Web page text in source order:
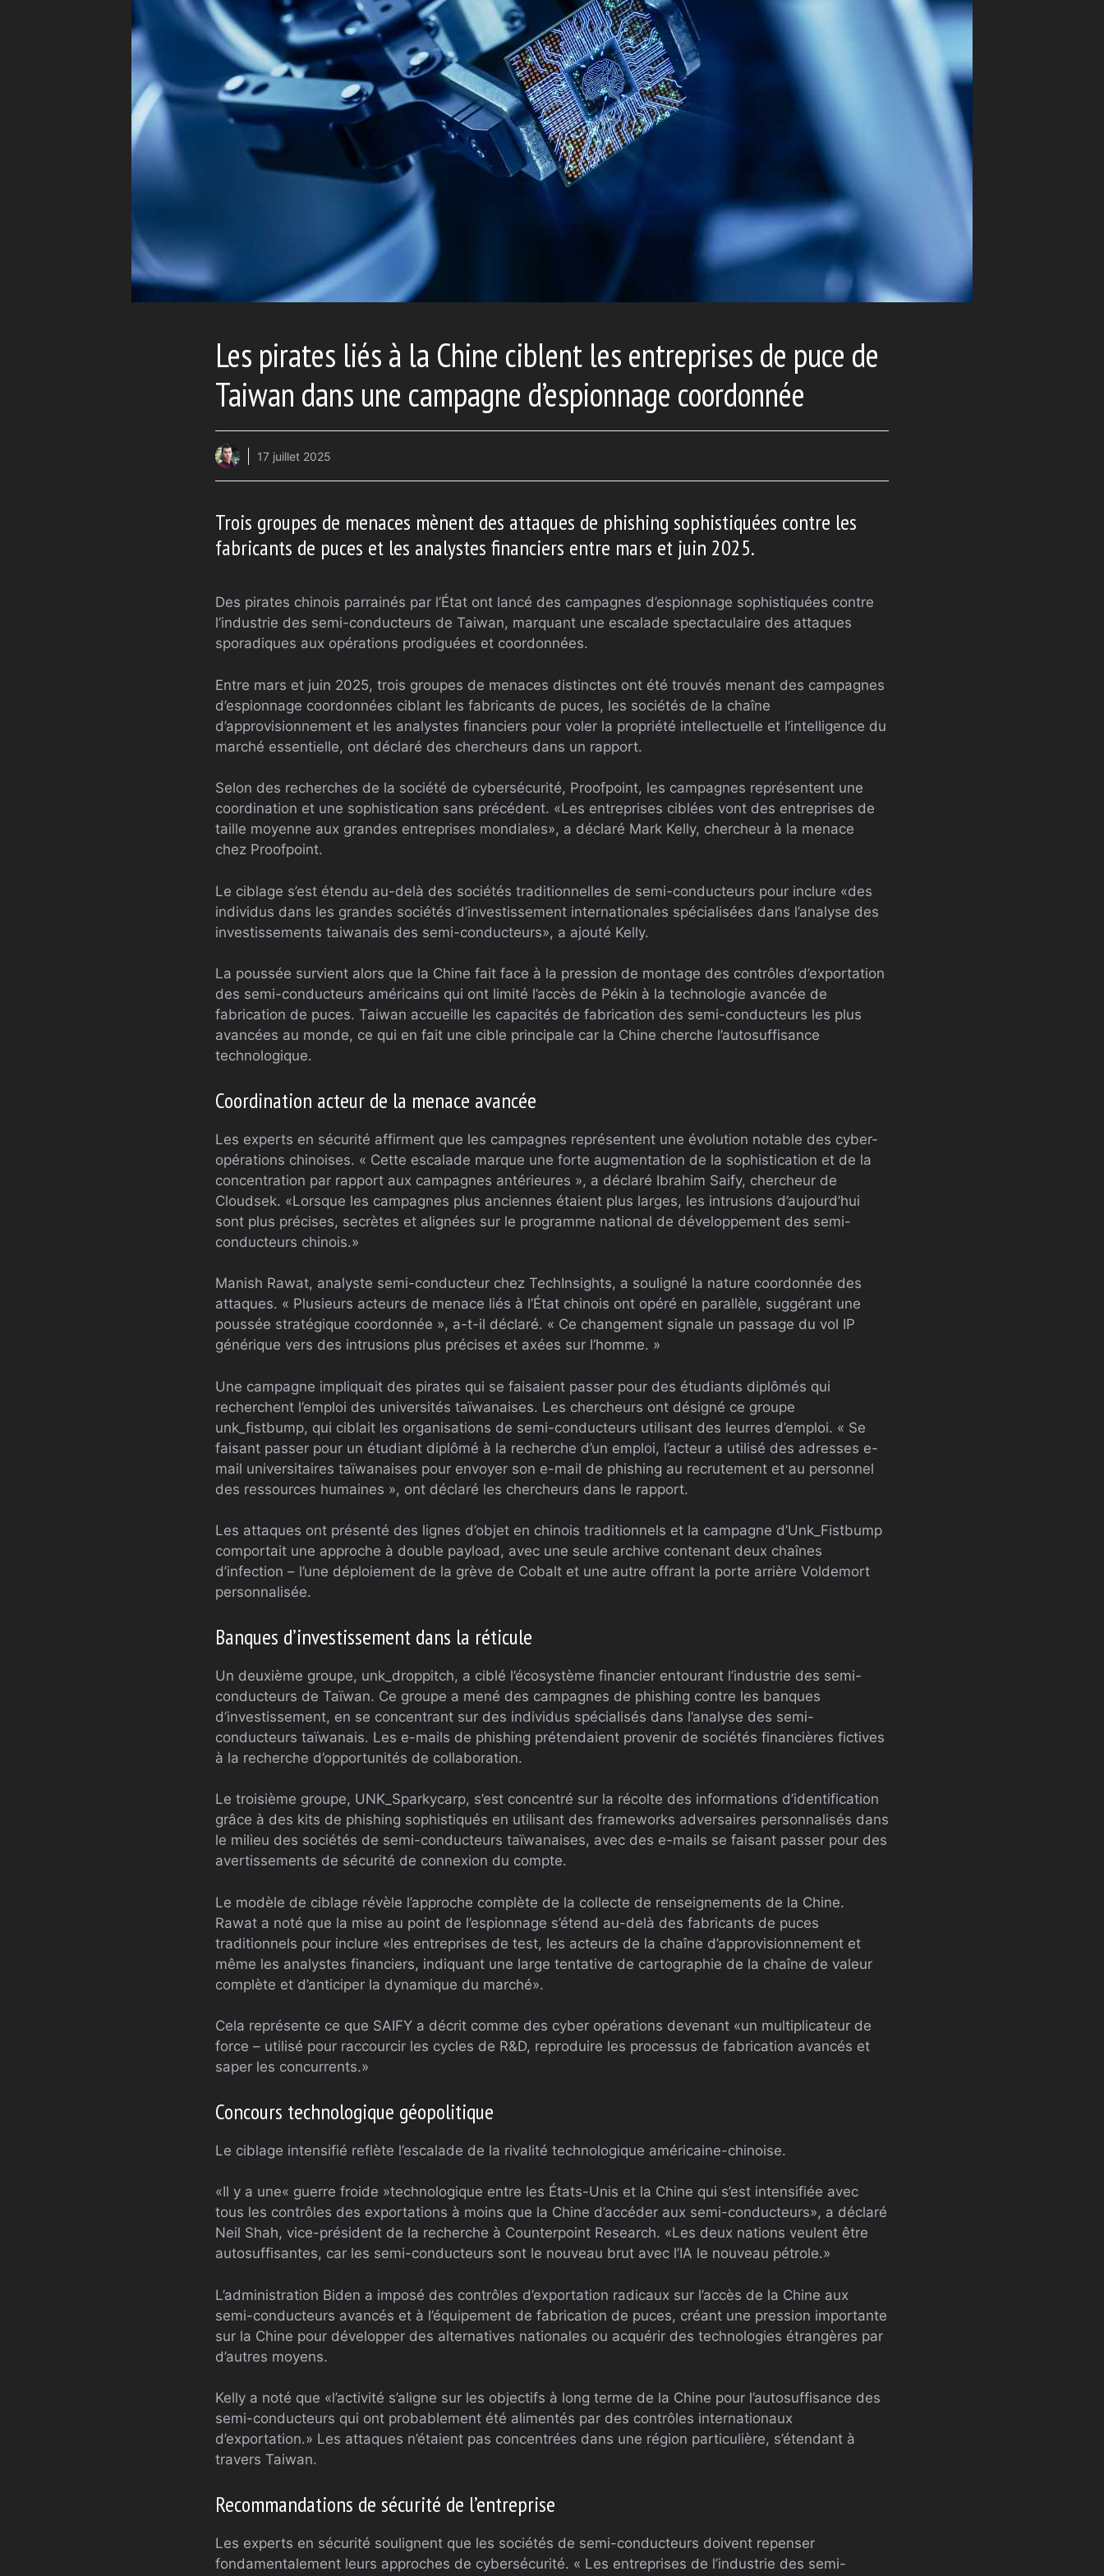
Les pirates liés à la Chine ciblent les entreprises de puce de
Taiwan dans une campagne d’espionnage coordonnée
17 juillet 2025
Trois groupes de menaces mènent des attaques de phishing sophistiquées contre les
fabricants de puces et les analystes financiers entre mars et juin 2025.
Des pirates chinois parrainés par l’État ont lancé des campagnes d’espionnage sophistiquées contre
l’industrie des semi-conducteurs de Taiwan, marquant une escalade spectaculaire des attaques
sporadiques aux opérations prodiguées et coordonnées.
Entre mars et juin 2025, trois groupes de menaces distinctes ont été trouvés menant des campagnes
d’espionnage coordonnées ciblant les fabricants de puces, les sociétés de la chaîne
d’approvisionnement et les analystes financiers pour voler la propriété intellectuelle et l’intelligence du
marché essentielle, ont déclaré des chercheurs dans un rapport.
Selon des recherches de la société de cybersécurité, Proofpoint, les campagnes représentent une
coordination et une sophistication sans précédent. «Les entreprises ciblées vont des entreprises de
taille moyenne aux grandes entreprises mondiales», a déclaré Mark Kelly, chercheur à la menace
chez Proofpoint.
Le ciblage s’est étendu au-delà des sociétés traditionnelles de semi-conducteurs pour inclure «des
individus dans les grandes sociétés d’investissement internationales spécialisées dans l’analyse des
investissements taiwanais des semi-conducteurs», a ajouté Kelly.
La poussée survient alors que la Chine fait face à la pression de montage des contrôles d’exportation
des semi-conducteurs américains qui ont limité l’accès de Pékin à la technologie avancée de
fabrication de puces. Taiwan accueille les capacités de fabrication des semi-conducteurs les plus
avancées au monde, ce qui en fait une cible principale car la Chine cherche l’autosuffisance
technologique.
Coordination acteur de la menace avancée
Les experts en sécurité affirment que les campagnes représentent une évolution notable des cyber-
opérations chinoises. « Cette escalade marque une forte augmentation de la sophistication et de la
concentration par rapport aux campagnes antérieures », a déclaré Ibrahim Saify, chercheur de
Cloudsek. «Lorsque les campagnes plus anciennes étaient plus larges, les intrusions d’aujourd’hui
sont plus précises, secrètes et alignées sur le programme national de développement des semi-
conducteurs chinois.»
Manish Rawat, analyste semi-conducteur chez TechInsights, a souligné la nature coordonnée des
attaques. « Plusieurs acteurs de menace liés à l’État chinois ont opéré en parallèle, suggérant une
poussée stratégique coordonnée », a-t-il déclaré. « Ce changement signale un passage du vol IP
générique vers des intrusions plus précises et axées sur l’homme. »
Une campagne impliquait des pirates qui se faisaient passer pour des étudiants diplômés qui
recherchent l’emploi des universités taïwanaises. Les chercheurs ont désigné ce groupe
unk_fistbump, qui ciblait les organisations de semi-conducteurs utilisant des leurres d’emploi. « Se
faisant passer pour un étudiant diplômé à la recherche d’un emploi, l’acteur a utilisé des adresses e-
mail universitaires taïwanaises pour envoyer son e-mail de phishing au recrutement et au personnel
des ressources humaines », ont déclaré les chercheurs dans le rapport.
Les attaques ont présenté des lignes d’objet en chinois traditionnels et la campagne d’Unk_Fistbump
comportait une approche à double payload, avec une seule archive contenant deux chaînes
d’infection – l’une déploiement de la grève de Cobalt et une autre offrant la porte arrière Voldemort
personnalisée.
Banques d’investissement dans la réticule
Un deuxième groupe, unk_droppitch, a ciblé l’écosystème financier entourant l’industrie des semi-
conducteurs de Taïwan. Ce groupe a mené des campagnes de phishing contre les banques
d’investissement, en se concentrant sur des individus spécialisés dans l’analyse des semi-
conducteurs taïwanais. Les e-mails de phishing prétendaient provenir de sociétés financières fictives
à la recherche d’opportunités de collaboration.
Le troisième groupe, UNK_Sparkycarp, s’est concentré sur la récolte des informations d’identification
grâce à des kits de phishing sophistiqués en utilisant des frameworks adversaires personnalisés dans
le milieu des sociétés de semi-conducteurs taïwanaises, avec des e-mails se faisant passer pour des
avertissements de sécurité de connexion du compte.
Le modèle de ciblage révèle l’approche complète de la collecte de renseignements de la Chine.
Rawat a noté que la mise au point de l’espionnage s’étend au-delà des fabricants de puces
traditionnels pour inclure «les entreprises de test, les acteurs de la chaîne d’approvisionnement et
même les analystes financiers, indiquant une large tentative de cartographie de la chaîne de valeur
complète et d’anticiper la dynamique du marché».
Cela représente ce que SAIFY a décrit comme des cyber opérations devenant «un multiplicateur de
force – utilisé pour raccourcir les cycles de R&D, reproduire les processus de fabrication avancés et
saper les concurrents.»
Concours technologique géopolitique
Le ciblage intensifié reflète l’escalade de la rivalité technologique américaine-chinoise.
«Il y a une« guerre froide »technologique entre les États-Unis et la Chine qui s’est intensifiée avec
tous les contrôles des exportations à moins que la Chine d’accéder aux semi-conducteurs», a déclaré
Neil Shah, vice-président de la recherche à Counterpoint Research. «Les deux nations veulent être
autosuffisantes, car les semi-conducteurs sont le nouveau brut avec l’IA le nouveau pétrole.»
L’administration Biden a imposé des contrôles d’exportation radicaux sur l’accès de la Chine aux
semi-conducteurs avancés et à l’équipement de fabrication de puces, créant une pression importante
sur la Chine pour développer des alternatives nationales ou acquérir des technologies étrangères par
d’autres moyens.
Kelly a noté que «l’activité s’aligne sur les objectifs à long terme de la Chine pour l’autosuffisance des
semi-conducteurs qui ont probablement été alimentés par des contrôles internationaux
d’exportation.» Les attaques n’étaient pas concentrées dans une région particulière, s’étendant à
travers Taiwan.
Recommandations de sécurité de l’entreprise
Les experts en sécurité soulignent que les sociétés de semi-conducteurs doivent repenser
fondamentalement leurs approches de cybersécurité. « Les entreprises de l’industrie des semi-